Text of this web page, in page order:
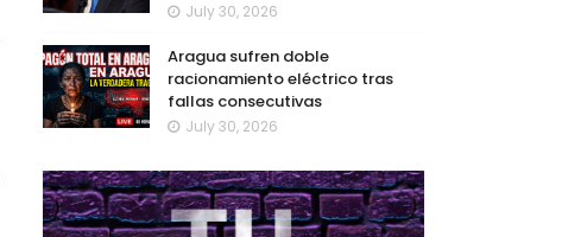
July 30, 2026
Aragua sufren doble
racionamiento eléctrico tras
fallas consecutivas
July 30, 2026